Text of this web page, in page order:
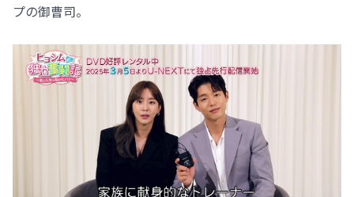
プの御曹司。